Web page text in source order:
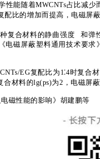
性能随着MWCNTs占比减少
比的增加而提高，电磁屏
复合材料的静曲强度
和弹
电磁屏蔽塑料通用技术要
EG复配比为 1⁚4时复合
合材料的lg(ps)为 2 ，电磁屏
磁性能的影响》 胡建鹏等